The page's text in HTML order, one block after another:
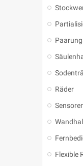
Räder
Flexible